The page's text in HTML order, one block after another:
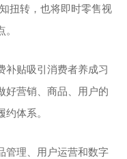
扭转，也将即时零售视
补贴吸引消费者养成习
好营销、商品、用户的
体系。
管理、用户运营和数字